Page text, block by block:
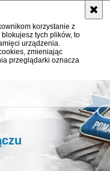
korzystanie z
tych plików, to
urządzenia.
zmieniając
przeglądarki oznacza